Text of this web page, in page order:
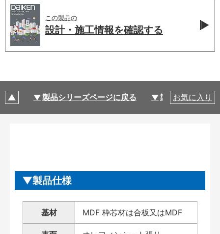
この製品の
設計・施工情報を確認する
製品シリーズページに戻る 製品仕様
お気に入り
製品仕様
基材 MDF 枠芯材は合板又はMDF